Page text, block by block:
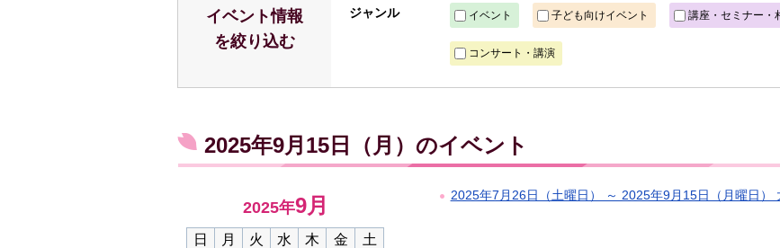
イベント情報
を絞り込む
ジャンル イベント 子ども向けイベント 講座・セミナー・
コンサート・講演
2025年9月15日（月）のイベント
2025年9月
日 月 火 水 木 金 土
2025年7月26日（土曜日） ～ 2025年9月15日（月曜日）